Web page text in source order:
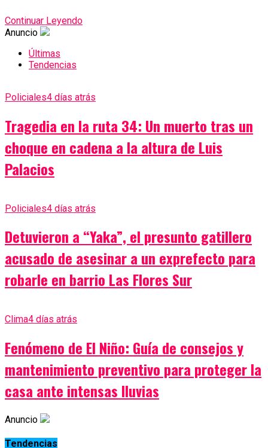
Continuar Leyendo
Anuncio
Últimas
Tendencias
Policiales4 días atrás
Tragedia en la ruta 34: Un muerto tras un
choque en cadena a la altura de Luis
Palacios
Policiales4 días atrás
Detuvieron a “Yaka”, el presunto gatillero
acusado de asesinar a un exprefecto para
robarle en barrio Las Flores Sur
Clima4 días atrás
Fenómeno de El Niño: Guía de consejos y
mantenimiento preventivo para proteger la
casa ante intensas lluvias
Anuncio
Tendencias